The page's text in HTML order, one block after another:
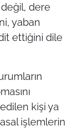
değil, dere
yaban
ettiğini dile
kişi ya
işlemlerin